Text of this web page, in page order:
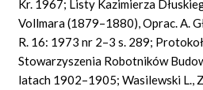
Kr. 1967; Listy Kazimierza
Vollmara (1879–1880), Oprac. A.
R. 16: 1973 nr 2–3 s. 289;
Stowarzyszenia Robotników
latach 1902–1905; Wasilewski L.,